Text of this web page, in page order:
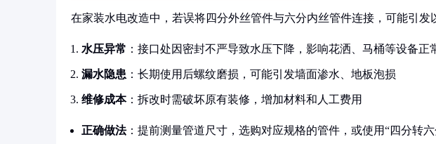
在家装水电改造中，若误将四分外丝管件与六分内丝管件连接，可能引发
水压异常 ：接口处因密封不严导致水压下降，影响花洒、马桶等设备正
漏水隐患 ：长期使用后螺纹磨损，可能引发墙面渗水、地板泡损
维修成本：拆改时需破坏原有装修，增加材料和人工费用
正确做法：提前测量管道尺寸，选购对应规格的管件，或使用“四分转